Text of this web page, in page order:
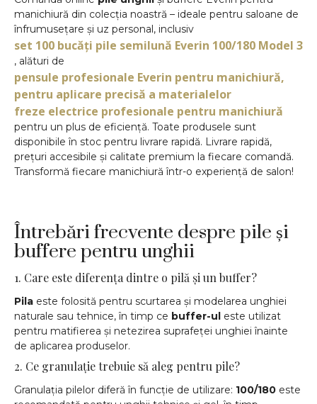
manichiură din colecția noastră – ideale pentru saloane de
înfrumusețare și uz personal, inclusiv
set 100 bucăți pile semilună Everin 100/180 Model 3
, alături de
pensule profesionale Everin pentru manichiură,
pentru aplicare precisă a materialelor
freze electrice profesionale pentru manichiură
pentru un plus de eficiență. Toate produsele sunt
disponibile în stoc pentru livrare rapidă. Livrare rapidă,
prețuri accesibile și calitate premium la fiecare comandă.
Transformă fiecare manichiură într-o experiență de salon!
Întrebări frecvente despre pile și
buffere pentru unghii
1. Care este diferența dintre o pilă și un buffer?
Pila este folosită pentru scurtarea și modelarea unghiei
naturale sau tehnice, în timp ce buffer-ul este utilizat
pentru matifierea și netezirea suprafeței unghiei înainte
de aplicarea produselor.
2. Ce granulație trebuie să aleg pentru pile?
Granulația pilelor diferă în funcție de utilizare: 100/180 este